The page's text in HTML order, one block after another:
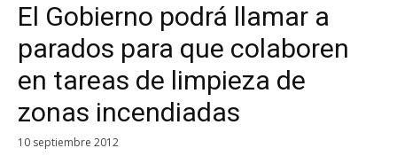
El Gobierno podrá llamar a
parados para que colaboren
en tareas de limpieza de
zonas incendiadas
10 septiembre 2012